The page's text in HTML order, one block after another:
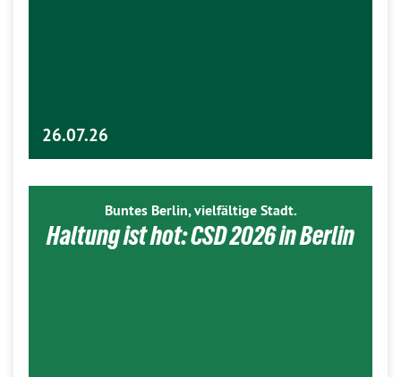
26.07.26
Buntes Berlin, vielfältige Stadt.
Haltung ist hot: CSD 2026 in Berlin